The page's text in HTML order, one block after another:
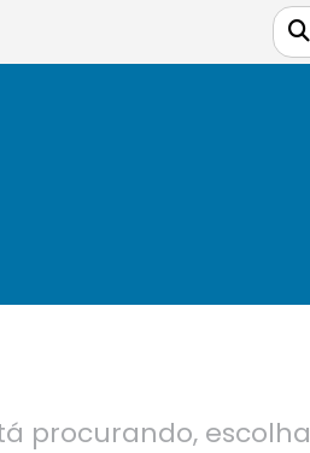
procurando,